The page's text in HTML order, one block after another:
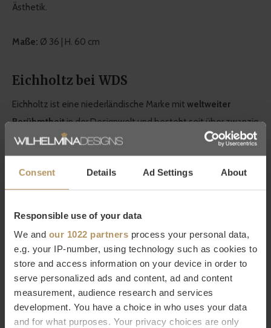
Consent Details Ad Settings About
Responsible use of your data
We and our 1022 partners process your personal data,
e.g. your IP-number, using technology such as cookies to
store and access information on your device in order to
serve personalized ads and content, ad and content
measurement, audience research and services
development. You have a choice in who uses your data
and for what purposes. Your privacy choices are only
Ästhetik.
Maße: Ø 36 | H. 60 cm
Eichholtz bei WDS
Eichholtz ist eine niederländische Marke mit weltweiter
Berühmtheitin der Designwelt und besteht seit über zwanzig
Jahren. Sie stehen für hohe Qualität, arbeiten mitluxuriösen
Detailsund verfügen über eine sehr große Sammlung an
Möbeln und Wohnaccessoires. Bei WDS finden Sie einegroße
Auswahl an Eichholtz-Produkten, die nahtlos zum
charakteristischen
modernen Chic von
inspirieren, die jedem Interieur etwas Schönes verleihen!
Möchten Sie mehr über Eichholtz erfahren oder suchen Sie ein
bestimmtes Produkt? Dann wenden Sie sich bitte an unseren
Kundenservice.
Natürlich können Sie auch direkt bestellen,